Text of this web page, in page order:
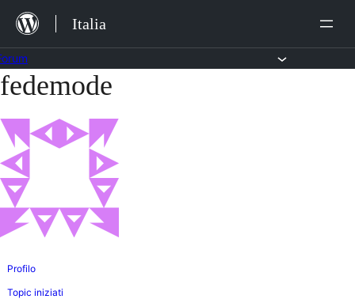
Salta
contenuto
Italia
Vai
contenuto
fedemode
Profilo
Topic iniziati